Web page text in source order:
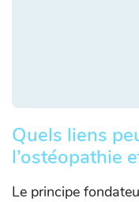
Quels liens
l’ostéopathie
Le principe